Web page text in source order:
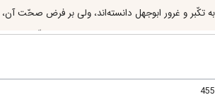
به معناى پشت كردن است كه هر دو كنايه از تكّبر و
امام صادق عليه السلام، جان دادن مؤمن مانند
مى‌كند، دل را به وعده‌هاى الهى تقويت